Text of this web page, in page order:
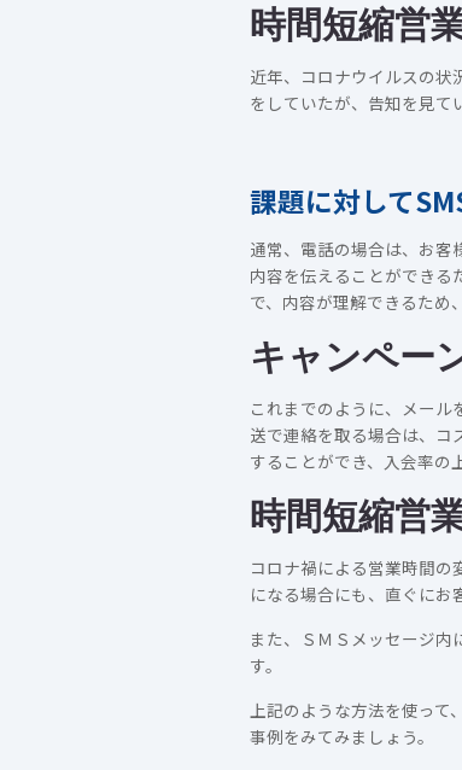
時間短縮営
近年、コロナウイルスの状
をしていたが、告知を見て
課題に対して
通常、電話の場合は、お客
内容を伝えることができる
で、内容が理解できるため
キャンペー
これまでのように、メール
送で連絡を取る場合は、コ
することができ、入会率の
時間短縮営
コロナ禍による営業時間の
になる場合にも、直ぐにお
また、ＳＭＳメッセージ
す。
上記のような方法を使って
事例をみてみましょう。